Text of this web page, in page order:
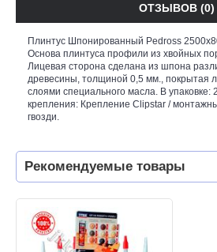
ОТЗЫВОВ (0)
Плинтус Шпонированный Pedross
Основа плинтуса профили из хвойных
Лицевая сторона сделана из шпона
древесины, толщиной 0,5 мм., покрытая
слоями специального масла. В упаковке:
крепления: Крепление Clipstar /
гвозди.
Рекомендуемые товары